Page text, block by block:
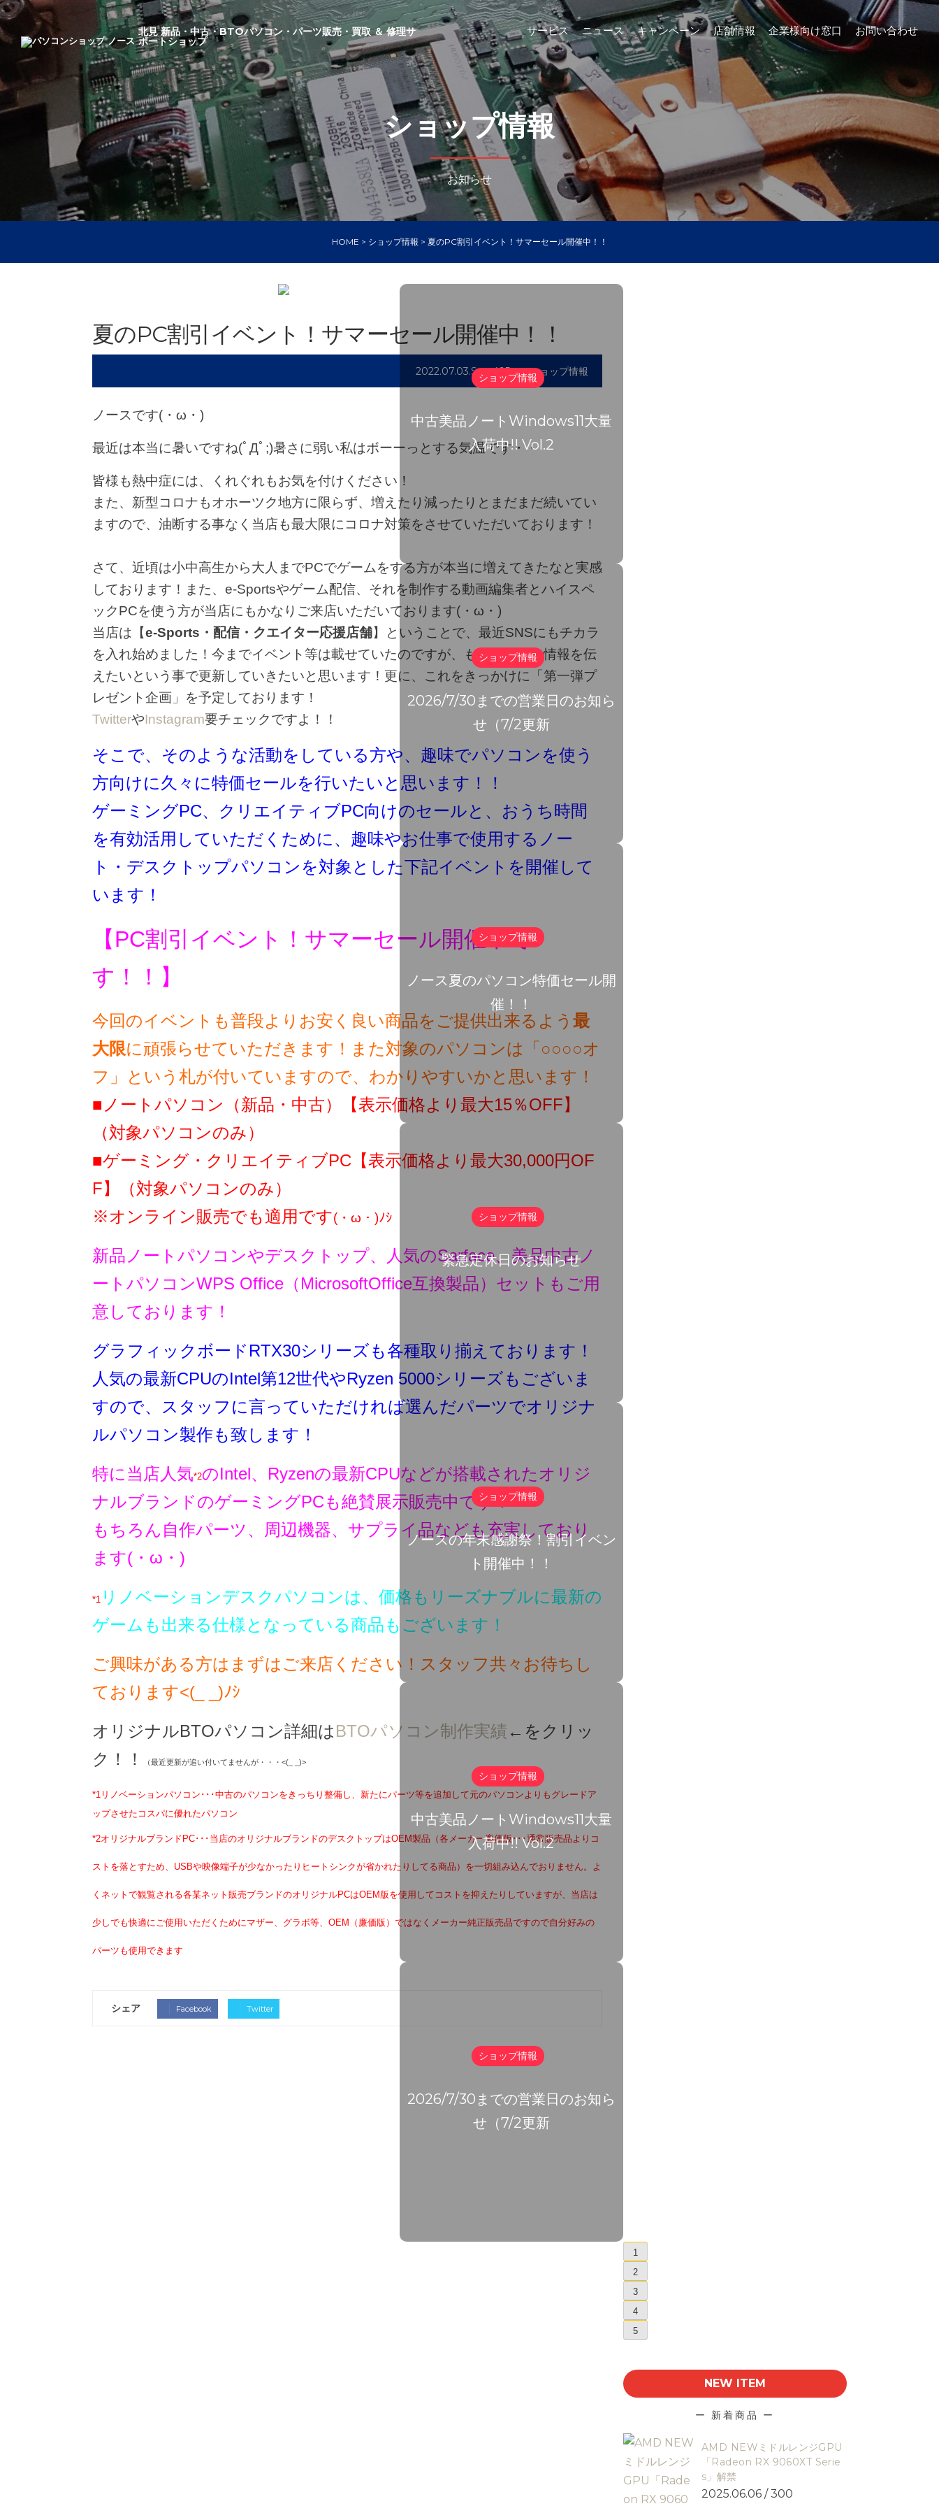
北見 新品・中古・BTOパソコン・パーツ販売・買取 ＆ 修理サ
ポートショップ
サービス ニュース キャンペーン 店舗情報 企業様向け窓口 お問い合わせ
ショップ情報
お知らせ
HOME > ショップ情報 > 夏のPC割引イベント！サマーセール開催中！！
夏のPC割引イベント！サマーセール開催中！！
2022.07.03.Sun495ショップ情報
ノースです(・ω・)
最近は本当に暑いですね(ﾟДﾟ;)暑さに弱い私はボーーっとする気温です・・
皆様も熱中症には、くれぐれもお気を付けください！
また、新型コロナもオホーツク地方に限らず、増えたり減ったりとまだまだ続いてい
ますので、油断する事なく当店も最大限にコロナ対策をさせていただいております！
さて、近頃は小中高生から大人までPCでゲームをする方が本当に増えてきたなと実感
しております！また、e-Sportsやゲーム配信、それを制作する動画編集者とハイスペ
ックPCを使う方が当店にもかなりご来店いただいております(・ω・)
当店は【e-Sports・配信・クエイター応援店舗】ということで、最近SNSにもチカラ
を入れ始めました！今までイベント等は載せていたのですが、もっと皆様に情報を伝
えたいという事で更新していきたいと思います！更に、これをきっかけに「第一弾プ
レゼント企画」を予定しております！
TwitterやInstagram要チェックですよ！！
そこで、そのような活動をしている方や、趣味でパソコンを使う
方向けに久々に特価セールを行いたいと思います！！
ゲーミングPC、クリエイティブPC向けのセールと、おうち時間
を有効活用していただくために、趣味やお仕事で使用するノー
ト・デスクトップパソコンを対象とした下記イベントを開催して
います！
【PC割引イベント！サマーセール開催中で
す！！】
今回のイベントも普段よりお安く良い商品をご提供出来るよう最
大限に頑張らせていただきます！また対象のパソコンは「○○○○オ
フ」という札が付いていますので、わかりやすいかと思います！
■ノートパソコン（新品・中古）【表示価格より最大15％OFF】
（対象パソコンのみ）
■ゲーミング・クリエイティブPC【表示価格より最大30,000円OF
F】（対象パソコンのみ）
※オンライン販売でも適用です(・ω・)ﾉｼ
新品ノートパソコンやデスクトップ、人気のSarface、美品中古ノ
ートパソコンWPS Office（MicrosoftOffice互換製品）セットもご用
意しております！
グラフィックボードRTX30シリーズも各種取り揃えております！
人気の最新CPUのIntel第12世代やRyzen 5000シリーズもございま
すので、スタッフに言っていただければ選んだパーツでオリジナ
ルパソコン製作も致します！
特に当店人気*2のIntel、Ryzenの最新CPUなどが搭載されたオリジ
ナルブランドのゲーミングPCも絶賛展示販売中です！
もちろん自作パーツ、周辺機器、サプライ品なども充実しており
ます(・ω・)
*1 リノベーションデスクパソコンは、価格もリーズナブルに最新の
ゲームも出来る仕様となっている商品もございます！
ご興味がある方はまずはご来店ください！スタッフ共々お待ちし
ております<(_ _)ﾉｼ
オリジナルBTOパソコン詳細はBTOパソコン制作実績 ←をクリッ
ク！！ （最近更新が追い付いてませんが・・・<(_ _)>
*1リノベーションパソコン･･･中古のパソコンをきっちり整備し、新たにパーツ等を追加して元のパソコンよりもグレードア
ップさせたコスパに優れたパソコン
*2オリジナルブランドPC･･･当店のオリジナルブランドのデスクトップはOEM製品（各メーカー廉価版･･･通常販売品よりコ
ストを落とすため、USBや映像端子が少なかったりヒートシンクが省かれたりしてる商品）を一切組み込んでおりません。よ
くネットで観覧される各某ネット販売ブランドのオリジナルPCはOEM版を使用してコストを抑えたりしていますが、当店は
少しでも快適にご使用いただくためにマザー、グラボ等、OEM（廉価版） ではなくメーカー純正販売品ですので自分好みの
パーツも使用できます
シェア Facebook Twitter
ショップ情報
中古美品ノートWindows11大量
入荷中!! Vol.2
ショップ情報
2026/7/30までの営業日のお知ら
せ（7/2更新
ショップ情報
ノース夏のパソコン特価セール開
催！！
ショップ情報
緊急定休日のお知らせ
ショップ情報
ノースの年末感謝祭！割引イベン
ト開催中！！
ショップ情報
中古美品ノートWindows11大量
入荷中!! Vol.2
ショップ情報
2026/7/30までの営業日のお知ら
せ（7/2更新
1
2
3
4
5
NEW ITEM
ー 新着商品 ー
AMD NEWミドルレンジGPU
「Radeon RX 9060XT Serie
s」解禁
2025.06.06 / 300